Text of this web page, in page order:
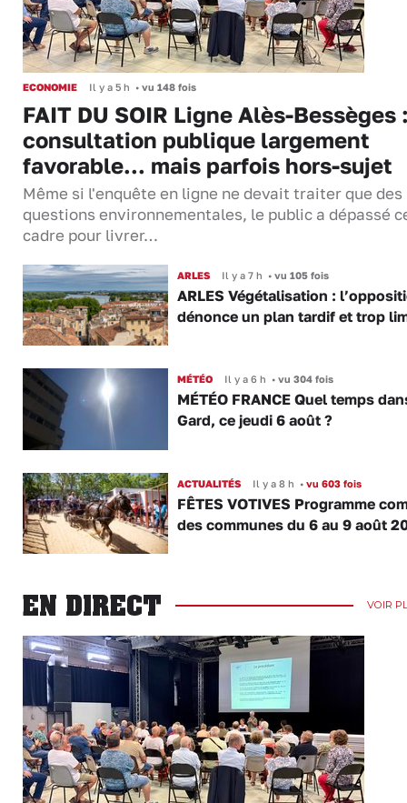
ECONOMIE Il y a 5 h • vu 148 fois
FAIT DU SOIR Ligne Alès-Bessèges
consultation publique largement
favorable... mais parfois hors-sujet
Même si l'enquête en ligne ne devait traiter que des
questions environnementales, le public a dépassé
cadre pour livrer…
ARLES Il y a 7 h •vu 105 fois
ARLES Végétalisation :
dénonce un plan tardif et trop
MÉTÉO Il y a 6 h •vu 304 fois
MÉTÉO FRANCE Quel temps
Gard, ce jeudi 6 août ?
ACTUALITÉS Il y a 8 h •vu 603 fois
FÊTES VOTIVES Programme
des communes du 6 au 9 août
EN DIRECT VOIR